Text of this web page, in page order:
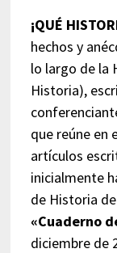
¡QUÉ
hechos y
lo largo de la
Historia),
que reúne en
artículos
inicialmente
de Historia
«Cuaderno
diciembre de